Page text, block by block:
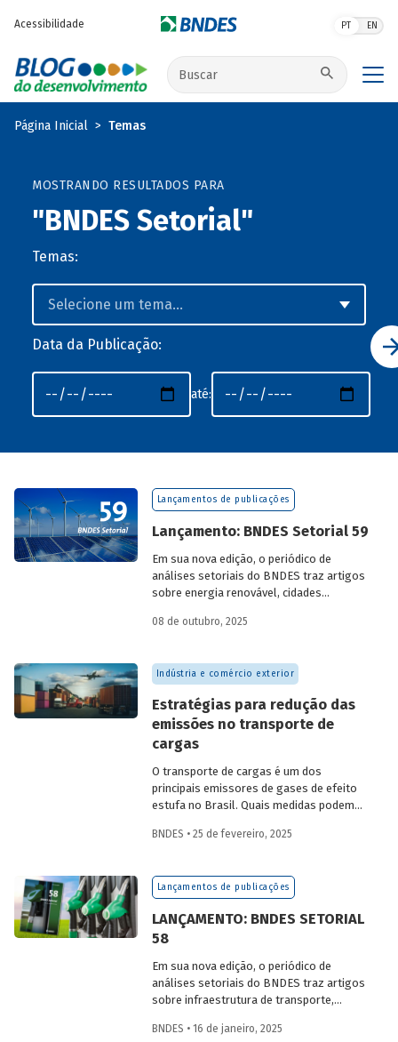
Acessibilidade PT EN
Buscar no site
Página Inicial Temas
MOSTRANDO RESULTADOS PARA
"BNDES Setorial"
Temas:
Data da Publicação:
até:
Lançamentos de publicações
Lançamento: BNDES Setorial 59
Em sua nova edição, o periódico de
análises setoriais do BNDES traz artigos
sobre energia renovável, cidades
urbanos (RSU) e exportação.
08 de outubro, 2025
Indústria e comércio exterior
Estratégias para redução das
emissões no transporte de
cargas
O transporte de cargas é um dos
principais emissores de gases de efeito
estufa no Brasil. Quais medidas podem
ambiental? Confira as estratégias que
BNDES • 25 de fevereiro, 2025
Lançamentos de publicações
LANÇAMENTO: BNDES SETORIAL
58
Em sua nova edição, o periódico de
análises setoriais do BNDES traz artigos
sobre infraestrutura de transporte,
sustentáveis, mercado de aeronaves,
BNDES • 16 de janeiro, 2025